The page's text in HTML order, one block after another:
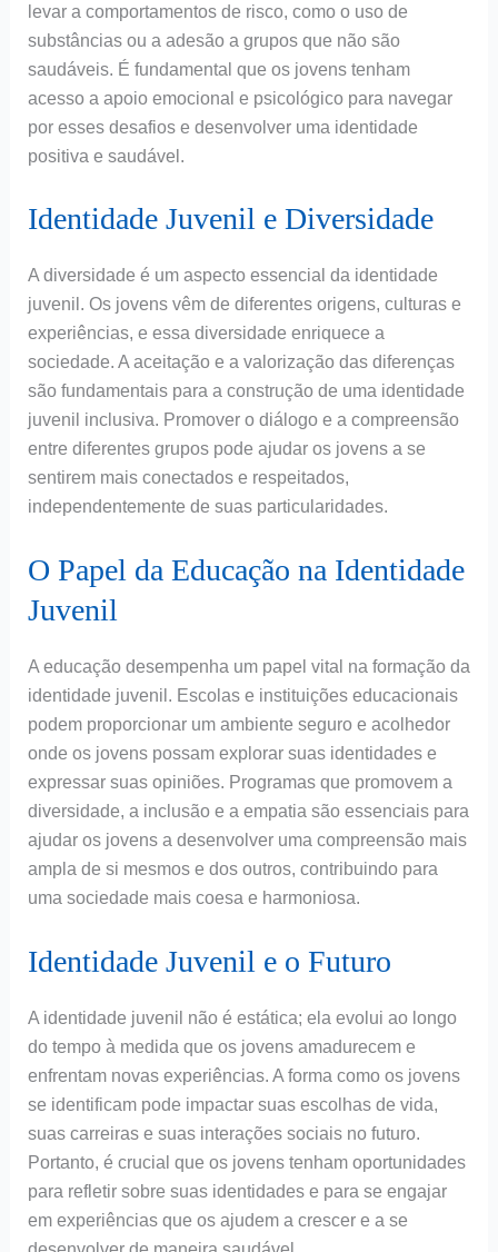
levar a comportamentos de risco, como o uso de
substâncias ou a adesão a grupos que não são
saudáveis. É fundamental que os jovens tenham
acesso a apoio emocional e psicológico para navegar
por esses desafios e desenvolver uma identidade
positiva e saudável.
Identidade Juvenil e Diversidade
A diversidade é um aspecto essencial da identidade
juvenil. Os jovens vêm de diferentes origens, culturas e
experiências, e essa diversidade enriquece a
sociedade. A aceitação e a valorização das diferenças
são fundamentais para a construção de uma identidade
juvenil inclusiva. Promover o diálogo e a compreensão
entre diferentes grupos pode ajudar os jovens a se
sentirem mais conectados e respeitados,
independentemente de suas particularidades.
O Papel da Educação na Identidade
Juvenil
A educação desempenha um papel vital na formação da
identidade juvenil. Escolas e instituições educacionais
podem proporcionar um ambiente seguro e acolhedor
onde os jovens possam explorar suas identidades e
expressar suas opiniões. Programas que promovem a
diversidade, a inclusão e a empatia são essenciais para
ajudar os jovens a desenvolver uma compreensão mais
ampla de si mesmos e dos outros, contribuindo para
uma sociedade mais coesa e harmoniosa.
Identidade Juvenil e o Futuro
A identidade juvenil não é estática; ela evolui ao longo
do tempo à medida que os jovens amadurecem e
enfrentam novas experiências. A forma como os jovens
se identificam pode impactar suas escolhas de vida,
suas carreiras e suas interações sociais no futuro.
Portanto, é crucial que os jovens tenham oportunidades
para refletir sobre suas identidades e para se engajar
em experiências que os ajudem a crescer e a se